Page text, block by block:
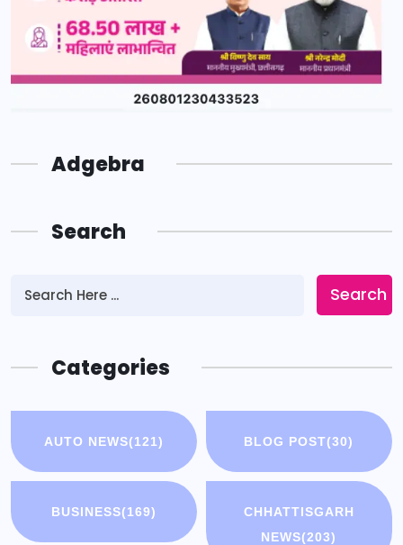
Adgebra
Search
Search
Categories
AUTO NEWS(121) BLOG POST(30)
BUSINESS(169)
CHHATTISGARH
NEWS(203)